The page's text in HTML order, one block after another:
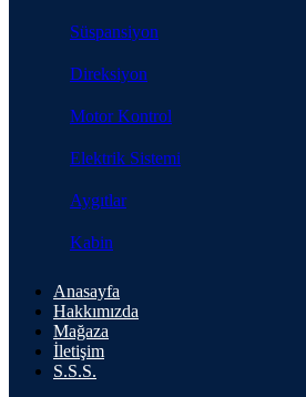
Süspansiyon
Direksiyon
Motor Kontrol
Elektrik Sistemi
Aygıtlar
Kabin
Anasayfa
Hakkımızda
Mağaza
İletişim
S.S.S.